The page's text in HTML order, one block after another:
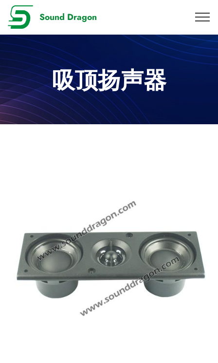
Sound Dragon
吸顶扬声器